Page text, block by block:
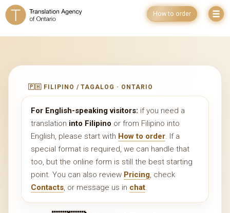
How to order
🇵🇭 FILIPINO / TAGALOG · ONTARIO
For English-speaking visitors: if you need a
translation into Filipino or from Filipino into
English, please start with How to order. If a
special format is required, we can handle that
too, but the online form is still the best starting
point. You can also review Pricing, check
Contacts, or message us in chat.